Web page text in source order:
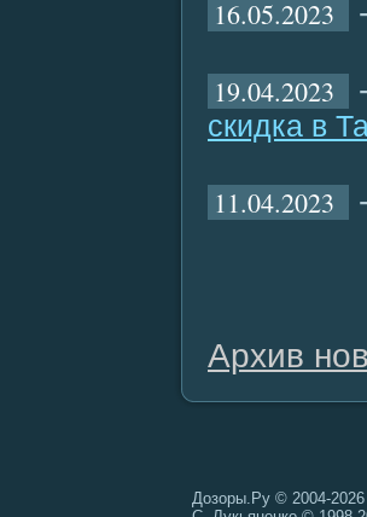
16.05.2023 -
19.04.2023 -
скидка в
11.04.2023 -
Архив
Дозоры.Ру © 2004-2026